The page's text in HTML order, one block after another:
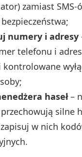
zamiast
numery i adresy
telefonu i
haseł–
silne
w nich